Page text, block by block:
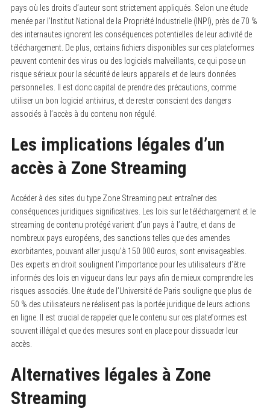
pays où les droits d’auteur sont strictement appliqués. Selon une étude
menée par l’Institut National de la Propriété Industrielle (INPI), près de 70 %
des internautes ignorent les conséquences potentielles de leur activité de
téléchargement. De plus, certains fichiers disponibles sur ces plateformes
peuvent contenir des virus ou des logiciels malveillants, ce qui pose un
risque sérieux pour la sécurité de leurs appareils et de leurs données
personnelles. Il est donc capital de prendre des précautions, comme
utiliser un bon logiciel antivirus, et de rester conscient des dangers
associés à l’accès à du contenu non régulé.
Les implications légales d’un
accès à Zone Streaming
Accéder à des sites du type Zone Streaming peut entraîner des
conséquences juridiques significatives. Les lois sur le téléchargement et le
streaming de contenu protégé varient d’un pays à l’autre, et dans de
nombreux pays européens, des sanctions telles que des amendes
exorbitantes, pouvant aller jusqu’à 150 000 euros, sont envisageables.
Des experts en droit soulignent l’importance pour les utilisateurs d’être
informés des lois en vigueur dans leur pays afin de mieux comprendre les
risques associés. Une étude de l’Université de Paris souligne que plus de
50 % des utilisateurs ne réalisent pas la portée juridique de leurs actions
en ligne. Il est crucial de rappeler que le contenu sur ces plateformes est
souvent illégal et que des mesures sont en place pour dissuader leur
accès.
Alternatives légales à Zone
Streaming